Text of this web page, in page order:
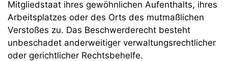
Mitgliedstaat ihres gewöhnlichen Aufenthalts, ihres
Arbeitsplatzes oder des Orts des mutmaßlichen
Verstoßes zu. Das Beschwerderecht besteht
unbeschadet anderweitiger verwaltungsrechtlicher
oder gerichtlicher Rechtsbehelfe.